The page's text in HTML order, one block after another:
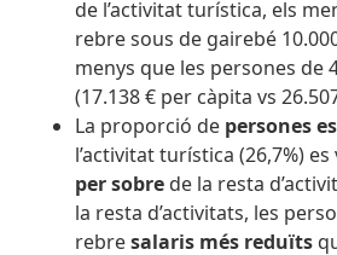
de l’activitat turística, els
rebre sous de gairebé
menys que les persones de
(17.138 € per càpita vs
La proporció de persones
l’activitat turística (26,7%)
per sobre de la resta
la resta d’activitats, les
rebresalaris més reduïts